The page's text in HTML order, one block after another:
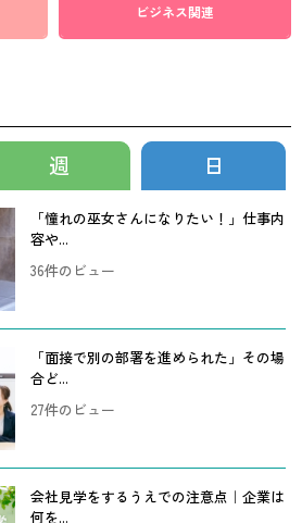
ビジネス関連
週 日
「憧れの巫女さんになりたい！」仕事内
容や...
36件のビュー
「面接で別の部署を進められた」その場
合ど...
27件のビュー
会社見学をするうえでの注意点｜企業は
何を...